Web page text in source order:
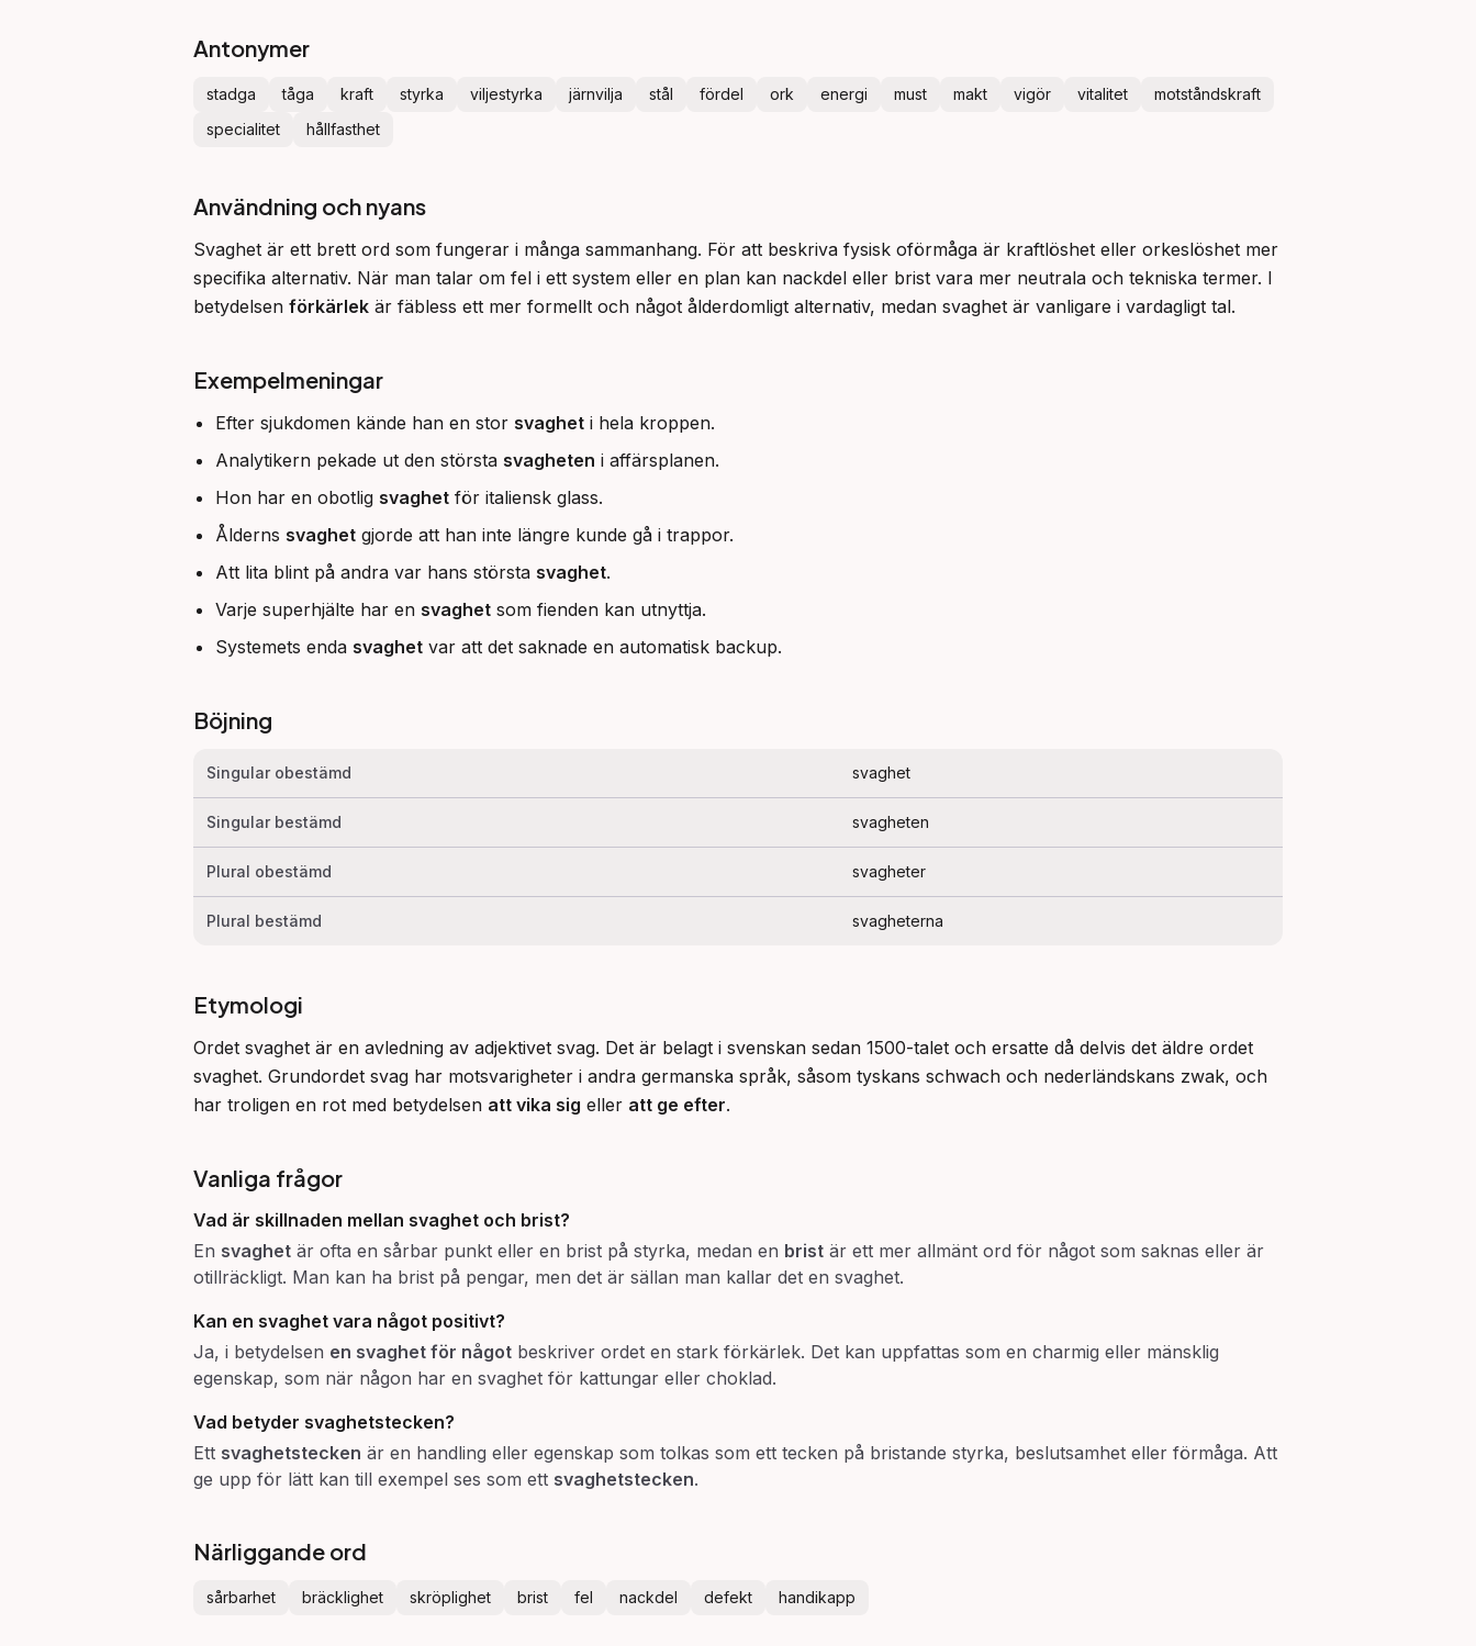
Antonymer
stadga tåga kraft styrka viljestyrka järnvilja stål fördel ork energi must makt vigör vitalitet
motståndskraft
specialitet
hållfasthet
Användning och nyans
Svaghet är ett brett ord som fungerar i många sammanhang. För att beskriva fysisk oförmåga är kraftlöshet eller orkeslöshet mer
specifika alternativ. När man talar om fel i ett system eller en plan kan nackdel eller brist vara mer neutrala och tekniska termer. I
betydelsen förkärlek är fäbless ett mer formellt och något ålderdomligt alternativ, medan svaghet är vanligare i vardagligt tal.
Exempelmeningar
Efter sjukdomen kände han en stor svaghet i hela kroppen.
Analytikern pekade ut den största svagheten i affärsplanen.
Hon har en obotlig svaghet för italiensk glass.
Ålderns svaghet gjorde att han inte längre kunde gå i trappor.
Att lita blint på andra var hans största svaghet.
Varje superhjälte har en svaghet som fienden kan utnyttja.
Systemets enda svaghet var att det saknade en automatisk backup.
Böjning
Singular obestämd svaghet
Singular bestämd svagheten
Plural obestämd svagheter
Plural bestämd svagheterna
Etymologi
Ordet svaghet är en avledning av adjektivet svag. Det är belagt i svenskan sedan 1500-talet och ersatte då delvis det äldre ordet
svaghet. Grundordet svag har motsvarigheter i andra germanska språk, såsom tyskans schwach och nederländskans zwak, och
har troligen en rot med betydelsen att vika sig eller att ge efter.
Vanliga frågor
Vad är skillnaden mellan svaghet och brist?
En svaghet är ofta en sårbar punkt eller en brist på styrka, medan en brist är ett mer allmänt ord för något som saknas eller är
otillräckligt. Man kan ha brist på pengar, men det är sällan man kallar det en svaghet.
Kan en svaghet vara något positivt?
Ja, i betydelsen en svaghet för något beskriver ordet en stark förkärlek. Det kan uppfattas som en charmig eller mänsklig
egenskap, som när någon har en svaghet för kattungar eller choklad.
Vad betyder svaghetstecken?
Ett svaghetstecken är en handling eller egenskap som tolkas som ett tecken på bristande styrka, beslutsamhet eller förmåga. Att
ge upp för lätt kan till exempel ses som ett svaghetstecken.
Närliggande ord
sårbarhet bräcklighet skröplighet brist fel nackdel defekt handikapp